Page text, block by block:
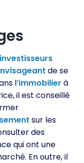
investisseurs
de se
l’immobilier à
il est conseillé
sur les
des
qui ont une
En outre, il